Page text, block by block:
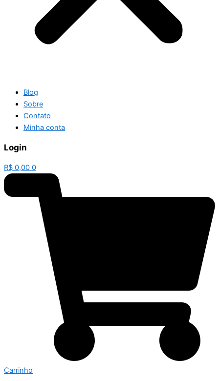
Blog
Sobre
Contato
Minha conta
Login
R$ 0,00 0
Carrinho